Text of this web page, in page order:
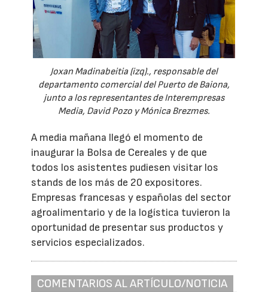
Joxan Madinabeitia (izq)., responsable del
departamento comercial del Puerto de Baiona,
junto a los representantes de Interempresas
Media, David Pozo y Mónica Brezmes.
A media mañana llegó el momento de
inaugurar la Bolsa de Cereales y de que
todos los asistentes pudiesen visitar los
stands de los más de 20 expositores.
Empresas francesas y españolas del sector
agroalimentario y de la logística tuvieron la
oportunidad de presentar sus productos y
servicios especializados.
COMENTARIOS AL ARTÍCULO/NOTICIA